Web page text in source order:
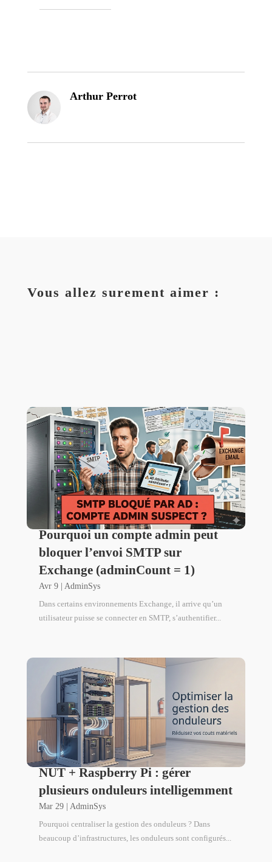
Arthur Perrot
Vous allez surement aimer :
Pourquoi un compte admin peut
bloquer l’envoi SMTP sur
Exchange (adminCount = 1)
Avr 9| AdminSys
Dans certains environnements Exchange, il arrive qu’un
utilisateur puisse se connecter en SMTP, s’authentifier...
NUT + Raspberry Pi : gérer
plusieurs onduleurs intelligemment
Mar 29| AdminSys
Pourquoi centraliser la gestion des onduleurs ? Dans
beaucoup d’infrastructures, les onduleurs sont configurés...